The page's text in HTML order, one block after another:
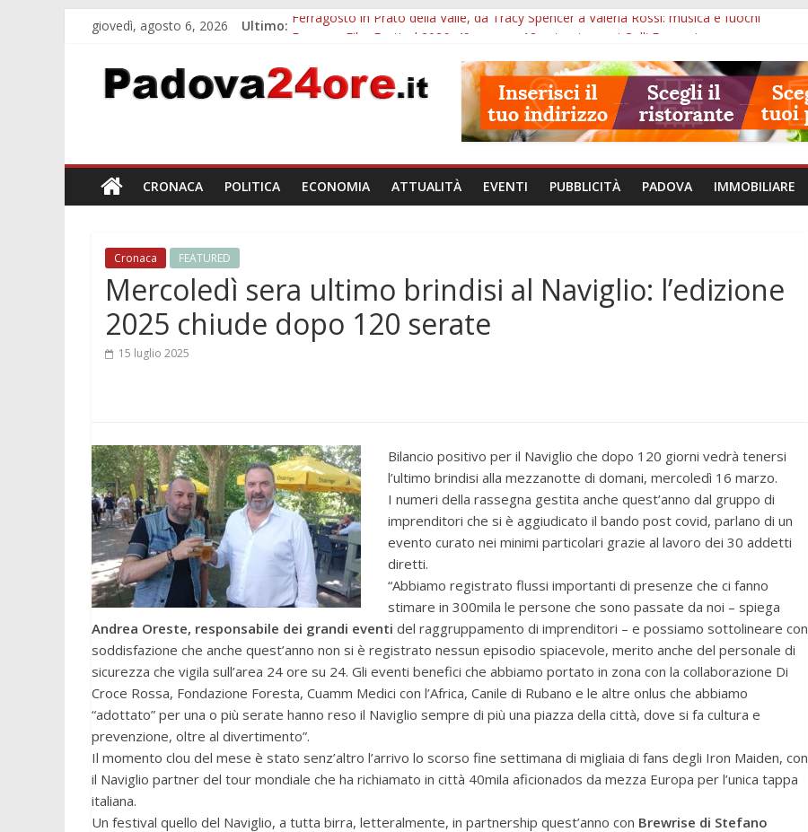
giovedì, agosto 6, 2026 Ultimo: Ferragosto in Prato della Valle, da Tracy Spencer a Valeria Rossi: musica e fuochi
Notturni padovani al Museo della Natura e dell’Uomo: date e biglietti
Organi in 3D al MUSME: il corpo umano si esplora con i visori VR
Musei gratis a Padova per tutto agosto: chi entra e quali sedi visitare
CRONACA POLITICA ECONOMIA ATTUALITÀ EVENTI PUBBLICITÀ PADOVA IMMOBILIARE
Cronaca FEATURED
Mercoledì sera ultimo brindisi al Naviglio: l’edizione
2025 chiude dopo 120 serate
15 luglio 2025
Bilancio positivo per il Naviglio che dopo 120 giorni vedrà tenersi
l’ultimo brindisi alla mezzanotte di domani, mercoledì 16 marzo.
I numeri della rassegna gestita anche quest’anno dal gruppo di
imprenditori che si è aggiudicato il bando post covid, parlano di un
evento curato nei minimi particolari grazie al lavoro dei 30 addetti
diretti.
“Abbiamo registrato flussi importanti di presenze che ci fanno
stimare in 300mila le persone che sono passate da noi – spiega
Andrea Oreste, responsabile dei grandi eventi del raggruppamento di imprenditori – e possiamo sottolineare con
soddisfazione che anche quest’anno non si è registrato nessun episodio spiacevole, merito anche del personale di
sicurezza che vigila sull’area 24 ore su 24. Gli eventi benefici che abbiamo portato in zona con la collaborazione Di
Croce Rossa, Fondazione Foresta, Cuamm Medici con l’Africa, Canile di Rubano e le altre onlus che abbiamo
“adottato” per una o più serate hanno reso il Naviglio sempre di più una piazza della città, dove si fa cultura e
prevenzione, oltre al divertimento”.
Il momento clou del mese è stato senz’altro l’arrivo lo scorso fine settimana di migliaia di fans degli Iron Maiden, con
il Naviglio partner del tour mondiale che ha richiamato in città 40mila aficionados da mezza Europa per l’unica tappa
italiana.
Un festival quello del Naviglio, a tutta birra, letteralmente, in partnership quest’anno con Brewrise di Stefano